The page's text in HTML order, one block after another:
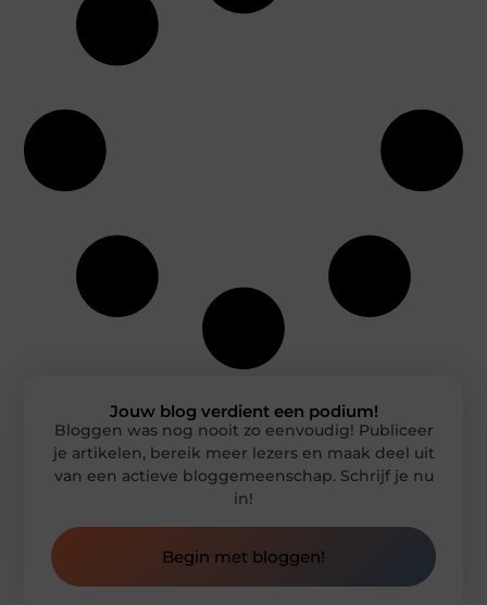
Jouw blog verdient een podium!
Bloggen was nog nooit zo eenvoudig! Publiceer
je artikelen, bereik meer lezers en maak deel uit
van een actieve bloggemeenschap. Schrijf je nu
in!
Begin met bloggen!